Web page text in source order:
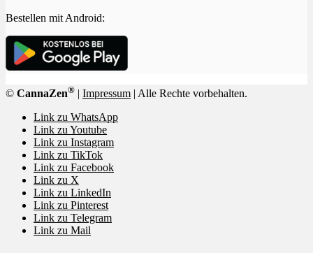
Bestellen mit Android:
© CannaZen® | Impressum | Alle Rechte vorbehalten.
Link zu WhatsApp
Link zu Youtube
Link zu Instagram
Link zu TikTok
Link zu Facebook
Link zu X
Link zu LinkedIn
Link zu Pinterest
Link zu Telegram
Link zu Mail